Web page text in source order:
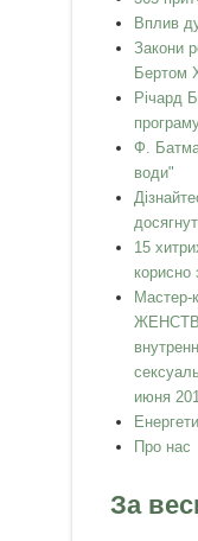
Вплив
Закони
Бертом
Річард
Ф.
води"
15
корисно
июня
Про нас
За